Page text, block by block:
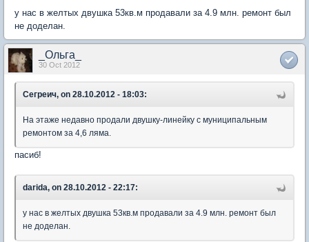
у нас в желтых двушка 53кв.м продавали за 4.9 млн. ремонт был
не доделан.
_Ольга_
30 Oct 2012
Сегреич, on 28.10.2012 - 18:03:
На этаже недавно продали двушку-линейку с муниципальным
ремонтом за 4,6 ляма.
пасиб!
darida, on 28.10.2012 - 22:17:
у нас в желтых двушка 53кв.м продавали за 4.9 млн. ремонт был
не доделан.